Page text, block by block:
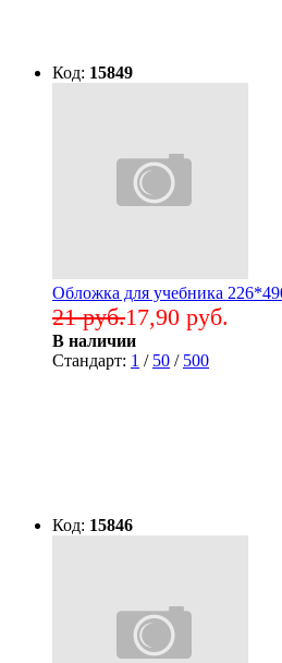
Код: 15849
Обложка для учебника
17,90 руб.
21 руб.
В наличии
Стандарт: 1 / 50 / 500
Код: 15846